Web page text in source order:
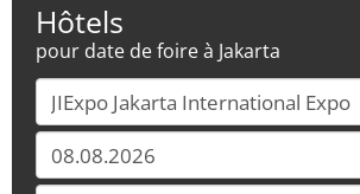
Hôtels
pour date de foire à Jakarta